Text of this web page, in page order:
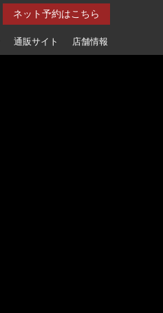
ネット予約はこちら
通販サイト 店舗情報